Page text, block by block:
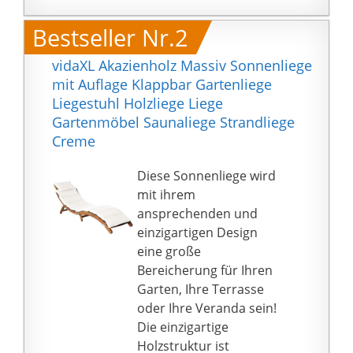
Hartholz gefertigt,
besticht die
Schwungliege durch
Langlebigkeit. Dank
eines Leinöl-Finishes
eignet sich die
Gartenliege sowohl für
besonders für den
Außenbereich.
ENTSPANNUNG PUR:
Dank der
geschwungenen Form
der Wippliege, nehmen
Sie automatisch eine
angenehme,
ergonomische
Liegeposition ein.
Bestseller Nr.2
vidaXL Akazienholz Massiv Sonnenliege
mit Auflage Klappbar Gartenliege
Liegestuhl Holzliege Liege
Gartenmöbel Saunaliege Strandliege
Creme
Diese Sonnenliege wird
mit ihrem
ansprechenden und
einzigartigen Design
eine große
Bereicherung für Ihren
Garten, Ihre Terrasse
oder Ihre Veranda sein!
Die einzigartige
Holzstruktur ist